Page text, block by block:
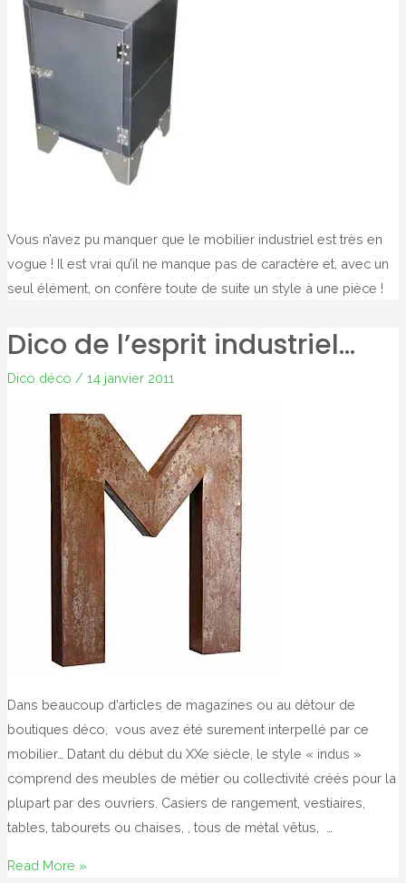
Vous n’avez pu manquer que le mobilier industriel est très en
vogue ! Il est vrai qu’il ne manque pas de caractère et, avec un
seul élément, on confère toute de suite un style à une pièce !
Dico de l’esprit industriel…
Dico déco / 14 janvier 2011
Dans beaucoup d’articles de magazines ou au détour de
boutiques déco, vous avez été surement interpellé par ce
mobilier… Datant du début du XXe siècle, le style « indus »
comprend des meubles de métier ou collectivité créés pour la
plupart par des ouvriers. Casiers de rangement, vestiaires,
tables, tabourets ou chaises, , tous de métal vêtus, …
Dico
Read More »